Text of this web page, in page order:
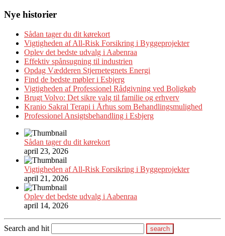
Nye historier
Sådan tager du dit kørekort
Vigtigheden af All-Risk Forsikring i Byggeprojekter
Oplev det bedste udvalg i Aabenraa
Effektiv spånsugning til industrien
Opdag Vædderen Stjernetegnets Energi
Find de bedste møbler i Esbjerg
Vigtigheden af Professionel Rådgivning ved Boligkøb
Brugt Volvo: Det sikre valg til familie og erhverv
Kranio Sakral Terapi i Århus som Behandlingsmulighed
Professionel Ansigtsbehandling i Esbjerg
Sådan tager du dit kørekort
april 23, 2026
Vigtigheden af All-Risk Forsikring i Byggeprojekter
april 21, 2026
Oplev det bedste udvalg i Aabenraa
april 14, 2026
Search and hit